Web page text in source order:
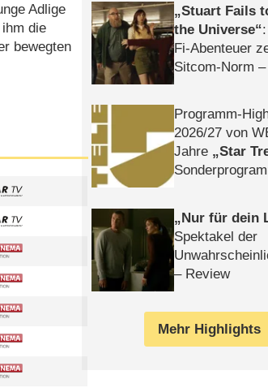
Adlige
die
bewegten
Stuart Fails
the Universe
Fi-Abenteuer
Sitcom-Norm
Programm-
2026/​27 von
Jahre
Star
Nur für dein
Spektakel der
– Review
Mehr Highlights